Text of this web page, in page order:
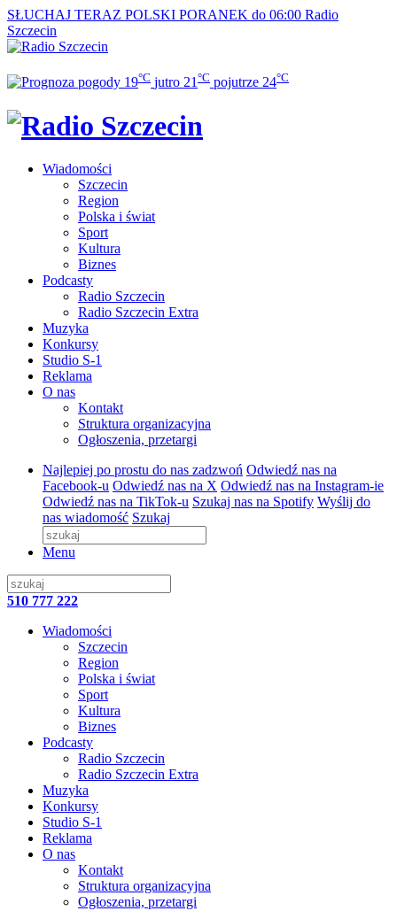
SŁUCHAJ TERAZ POLSKI PORANEK do 06:00 Radio
Szczecin
19°C jutro 21 °C pojutrze 24°C
Wiadomości
Szczecin
Region
Polska i świat
Sport
Kultura
Biznes
Podcasty
Radio Szczecin
Radio Szczecin Extra
Muzyka
Konkursy
Studio S-1
Reklama
O nas
Kontakt
Struktura organizacyjna
Ogłoszenia, przetargi
Najlepiej po prostu do nas zadzwoń Odwiedź nas na
Facebook-u Odwiedź nas na X Odwiedź nas na Instagram-ie
Odwiedź nas na TikTok-u Szukaj nas na Spotify Wyślij do
nas wiadomość Szukaj
Menu
510 777 222
Wiadomości
Szczecin
Region
Polska i świat
Sport
Kultura
Biznes
Podcasty
Radio Szczecin
Radio Szczecin Extra
Muzyka
Konkursy
Studio S-1
Reklama
O nas
Kontakt
Struktura organizacyjna
Ogłoszenia, przetargi